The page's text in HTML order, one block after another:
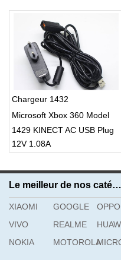
Chargeur 1432
Microsoft Xbox 360 Model
1429 KINECT AC USB Plug
12V 1.08A
Le meilleur de nos catégories
XIAOMI GOOGLE
OPPO
VIVO
REALME
NOKIA
MOTOROLA